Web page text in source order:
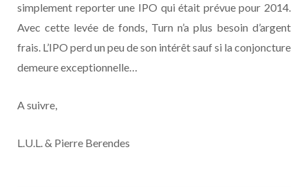
simplement reporter une IPO qui était prévue pour 2014.
Avec cette levée de fonds, Turn n’a plus besoin d’argent
frais. L’IPO perd un peu de son intérêt sauf si la conjoncture
demeure exceptionnelle…
A suivre,
L.U.L. & Pierre Berendes